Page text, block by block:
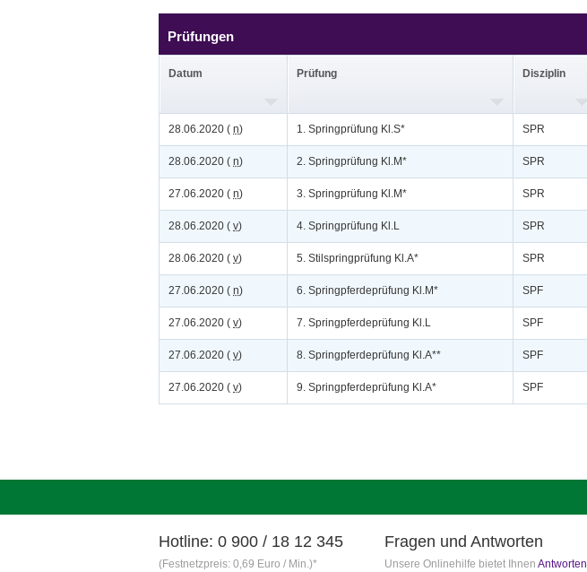
Prüfungen
Datum Prüfung Disziplin
28.06.2020 ( n) 1. Springprüfung Kl.S* SPR
28.06.2020 ( n) 2. Springprüfung Kl.M* SPR
27.06.2020 ( n) 3. Springprüfung Kl.M* SPR
28.06.2020 ( v) 4. Springprüfung Kl.L SPR
28.06.2020 ( v) 5. Stilspringprüfung Kl.A* SPR
27.06.2020 ( n) 6. Springpferdeprüfung Kl.M* SPF
27.06.2020 ( v) 7. Springpferdeprüfung Kl.L SPF
27.06.2020 ( v) 8. Springpferdeprüfung Kl.A** SPF
27.06.2020 ( v) 9. Springpferdeprüfung Kl.A* SPF
Hotline: 0 900 / 18 12 345
(Festnetzpreis: 0,69 Euro / Min.)*
Fragen und Antworten
Unsere Onlinehilfe bietet Ihnen Antworten